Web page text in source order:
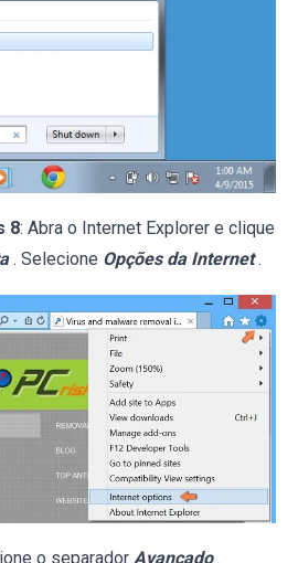
8: Abra o Internet Explorer e clique
. Selecione Opções da Internet .
o separador Avançado .